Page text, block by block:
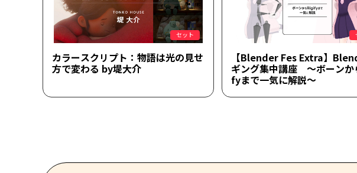
セット
カラースクリプト：物語は光の見せ
方で変わる by堤大介
【Blender Fes Extra】
ギング集中講座 ～ボーンか
fyまで一気に解説～